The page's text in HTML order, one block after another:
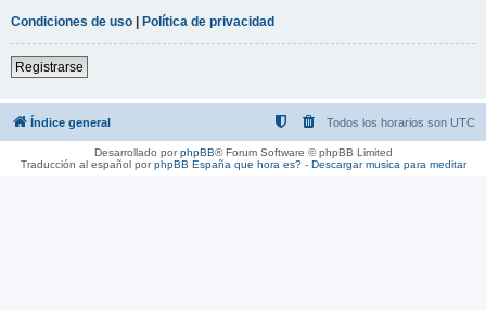
Condiciones de uso | Política de privacidad
Registrarse
Índice general Todos los horarios son UTC
Desarrollado porphpBB® Forum Software © phpBB Limited
Traducción al español porphpBB España que hora es?- Descargar musica para meditar